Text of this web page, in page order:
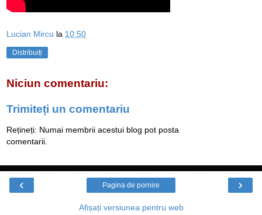
Lucian Mircu la 10:50
Distribuiți
Niciun comentariu:
Trimiteți un comentariu
Rețineți: Numai membrii acestui blog pot posta
comentarii.
‹ ›
Pagina de pornire
Afișați versiunea pentru web